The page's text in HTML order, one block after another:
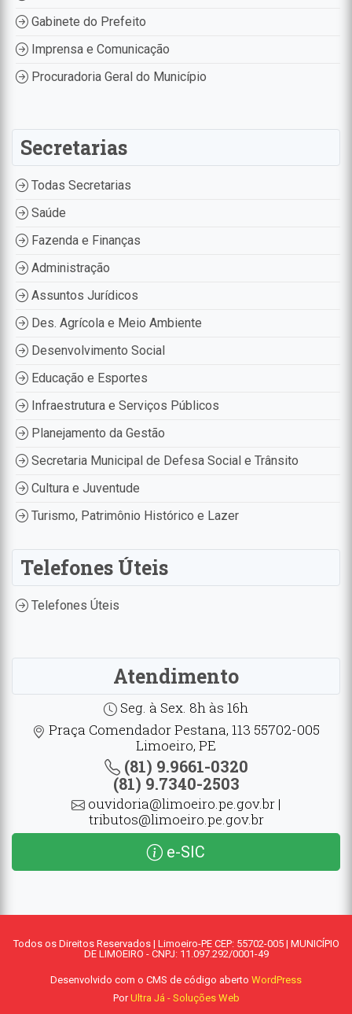
Gabinete do Prefeito
Imprensa e Comunicação
Procuradoria Geral do Município
Secretarias
Todas Secretarias
Saúde
Fazenda e Finanças
Administração
Assuntos Jurídicos
Des. Agrícola e Meio Ambiente
Desenvolvimento Social
Educação e Esportes
Infraestrutura e Serviços Públicos
Planejamento da Gestão
Secretaria Municipal de Defesa Social e Trânsito
Cultura e Juventude
Turismo, Patrimônio Histórico e Lazer
Telefones Úteis
Telefones Úteis
Atendimento
Seg. à Sex. 8h às 16h
Praça Comendador Pestana, 113 55702-005
Limoeiro, PE
(81) 9.9661-0320
(81) 9.7340-2503
ouvidoria@limoeiro.pe.gov.br |
tributos@limoeiro.pe.gov.br
e-SIC
Todos os Direitos Reservados | Limoeiro-PE CEP: 55702-005 | MUNICÍPIO
DE LIMOEIRO - CNPJ: 11.097.292/0001-49
Desenvolvido com o CMS de código aberto WordPress
PorUltra Já - Soluções Web